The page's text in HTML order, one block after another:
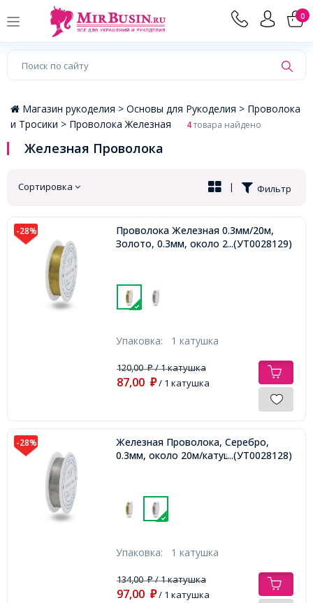
0
×
Магазин рукоделия > Основы для Рукоделия > Проволока
и Тросики > Проволока Железная 4товара найдено
Железная Проволока
Сортировка Фильтр
|
-28%
Проволока Железная 0.3мм/20м,
Золото, 0.3мм, около 20м/катушка,
...(УТ0028129)
Упаковка: 1 катушка
120,00₽/ 1 катушка
87,00 ₽/ 1 катушка
-28%
Железная Проволока, Серебро,
0.3мм, около 20м/катушка,...(УТ0028128)
Упаковка: 1 катушка
134,00₽/ 1 катушка
97,00 ₽/ 1 катушка